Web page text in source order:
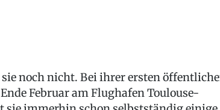
noch nicht. Bei ihrer ersten
Februar am Flughafen Toulouse-